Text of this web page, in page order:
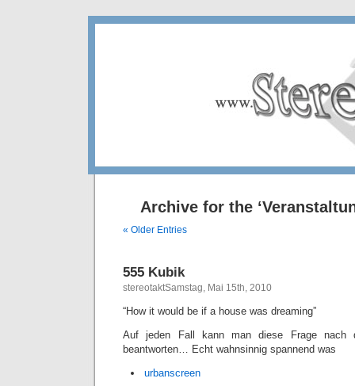
Archive for the
« Older Entries
555 Kubik
stereotaktSamstag, Mai 15th, 2010
“How it would be if a house was dreaming”
Auf jeden Fall kann man diese Frage nach
beantworten… Echt wahnsinnig spannend was
urbanscreen